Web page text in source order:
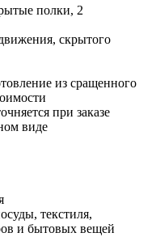
полки, 2
скрытого
из сращенного
при заказе
виде
текстиля,
и бытовых вещей